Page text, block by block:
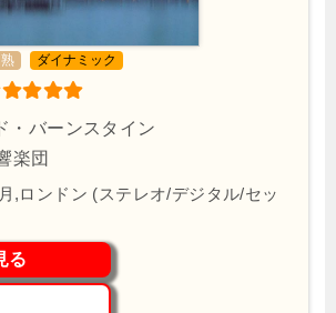
ダイナミック
・バーンスタイン
楽団
,ロンドン (ステレオ/デジタル/セッ
る